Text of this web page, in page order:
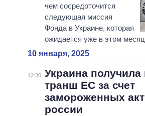
чем сосредоточится
следующая миссия
Фонда в Украине, которая
ожидается уже в этом
10 января, 2025
12:30 Украина
транш ЕС за счет
замороженных
россии